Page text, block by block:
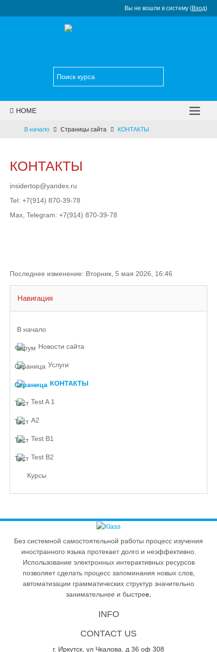
Вы не вошли в систему (Вход)
HOME
НОВОСТИ
УСЛУГИ
КОНТАКТЫ
В начало Страницы сайта КОНТАКТЫ
КОНТАКТЫ
insidertop@yandex.ru
Tel: +7(914) 870-39-78
Мах, Telegram: +7(914) 870-39-78
Последнее изменение: Вторник, 5 мая 2026, 16:46
Навигация
В начало
Новости сайта
Услуги
КОНТАКТЫ
Test A 1
A2
Test B1
Test B2
Курсы
Без системной самостоятельной работы процесс изучения
иностранного языка протекает долго и неэффективно.
Использование электронных интерактивных ресурсов
позволяет сделать процесс запоминания новых слов,
автоматизации грамматических структур значительно
занимательнее и быстрее.
INFO
CONTACT US
г. Иркутск, ул Чкалова, д 36 оф 308